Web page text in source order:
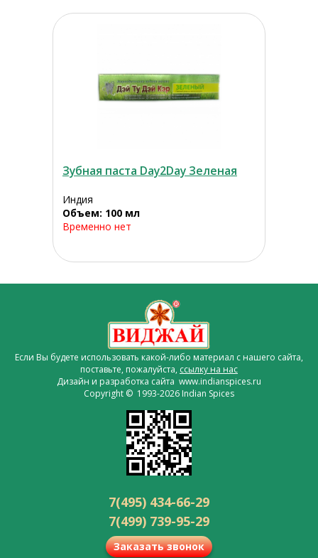
Зубная паста Day2Day Зеленая
Индия
Объем: 100 мл
Временно нет
Если Вы будете использовать какой-либо материал с нашего сайта,
поставьте, пожалуйста, ссылку на нас
Дизайн и разработка сайта www.indianspices.ru
Copyright © 1993-2026 Indian Spices
7(495) 434-66-29
7(499) 739-95-29
Заказать звонок